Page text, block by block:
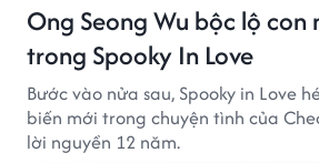
Ong Seong Wu bộc lộ
trong Spooky In Love
Bước vào nửa sau, Spooky in Love
biến mới trong chuyện tình của
lời nguyền 12 năm.